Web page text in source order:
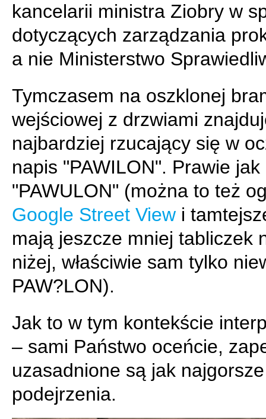
kancelarii ministra Ziobry w
dotyczących zarządzania
a nie Ministerstwo
Tymczasem na oszklonej
wejściowej z drzwiami
najbardziej rzucający się w
napis "PAWILON". Prawie jak
"PAWULON" (można to też
Google Street View i
mają jeszcze mniej tabliczek
niżej, właściwie sam tylko
PAW?LON).
Jak to w tym kontekście
– sami Państwo oceńcie,
uzasadnione są jak najgorsze
podejrzenia.